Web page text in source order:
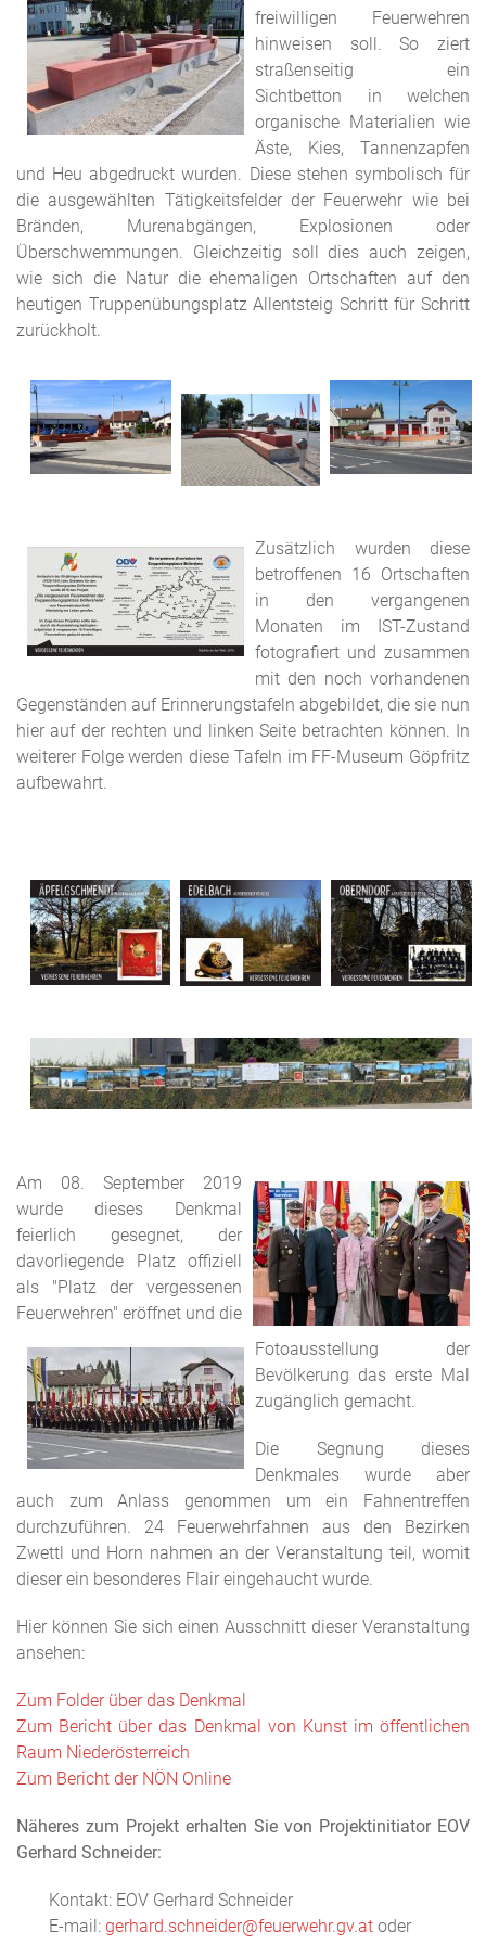
freiwilligen Feuerwehren
hinweisen soll. So ziert
straßenseitig ein
Sichtbetton in welchen
organische Materialien wie
Äste, Kies, Tannenzapfen
und Heu abgedruckt wurden. Diese stehen symbolisch für
die ausgewählten Tätigkeitsfelder der Feuerwehr wie bei
Bränden, Murenabgängen, Explosionen oder
Überschwemmungen. Gleichzeitig soll dies auch zeigen,
wie sich die Natur die ehemaligen Ortschaften auf den
heutigen Truppenübungsplatz Allentsteig Schritt für Schritt
zurückholt.
Zusätzlich wurden diese
betroffenen 16 Ortschaften
in den vergangenen
Monaten im IST-Zustand
fotografiert und zusammen
mit den noch vorhandenen
Gegenständen auf Erinnerungstafeln abgebildet, die sie nun
hier auf der rechten und linken Seite betrachten können. In
weiterer Folge werden diese Tafeln im FF-Museum Göpfritz
aufbewahrt.
Am 08. September 2019
wurde dieses Denkmal
feierlich gesegnet, der
davorliegende Platz offiziell
als "Platz der vergessenen
Feuerwehren" eröffnet und die
Fotoausstellung der
Bevölkerung das erste Mal
zugänglich gemacht.
Die Segnung dieses
Denkmales wurde aber
auch zum Anlass genommen um ein Fahnentreffen
durchzuführen. 24 Feuerwehrfahnen aus den Bezirken
Zwettl und Horn nahmen an der Veranstaltung teil, womit
dieser ein besonderes Flair eingehaucht wurde.
Hier können Sie sich einen Ausschnitt dieser Veranstaltung
ansehen:
Zum Folder über das Denkmal
Zum Bericht über das Denkmal von Kunst im öffentlichen
Raum Niederösterreich
Zum Bericht der NÖN Online
Näheres zum Projekt erhalten Sie von Projektinitiator EOV
Gerhard Schneider:
Kontakt: EOV Gerhard Schneider
E-mail: gerhard.schneider@feuerwehr.gv.at oder